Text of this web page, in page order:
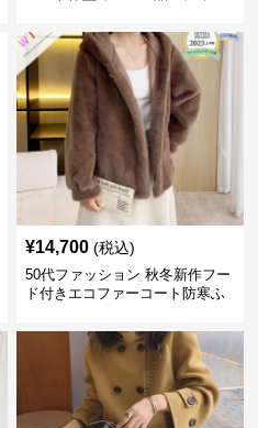
¥14,700 (税込)
50代ファッション 秋冬新作フー
ド付きエコファーコート防寒ふ